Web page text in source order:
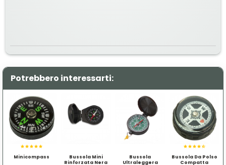
Potrebbero interessarti:
Minicompass
Bussola Mini
Rinforzata Nera
Bussola
Ultraleggera
Bussola Da Polso
Compatta